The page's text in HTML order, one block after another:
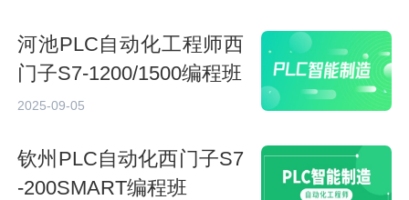
河池PLC自动化工程师西
门子S7-1200/1500编程班
2025-09-05
钦州PLC自动化西门子S7
-200SMART编程班